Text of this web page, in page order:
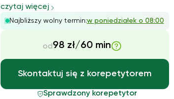
chemii od 29 lat. Moją specjalnością jest pomoc
przygotowaniu do matury z chemii (poziom
rozszerzony). Jestem cierpliwy, komunikatywny i
zaangażowa...
czytaj więcej
Najbliższy wolny termin:w poniedziałek o 08:00
od98 zł/60 min
Skontaktuj się z korepetytorem
Sprawdzony korepetytor